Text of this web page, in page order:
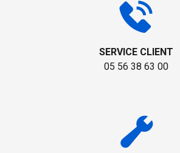
SERVICE CLIENT
05 56 38 63 00